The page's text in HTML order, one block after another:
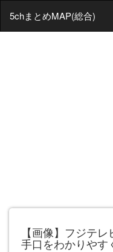
5chまとめMAP(総合)
【画像】フジテ
手口をわかりやす